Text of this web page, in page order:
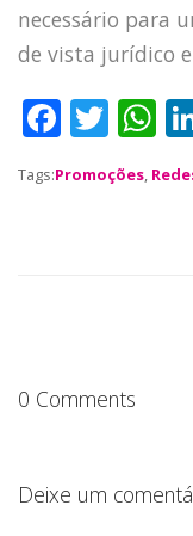
necessário para
de vista jurídico
F
a
c
k
T
w
it
W
h
a
Tags:Promoções,
0 Comments
Deixe um